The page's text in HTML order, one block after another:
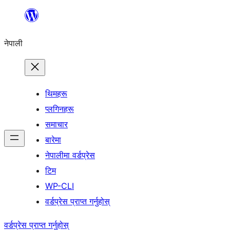
सामग्रीमा
नेपाली
थिमहरू
प्लगिनहरू
समाचार
बारेमा
नेपालीमा वर्डप्रेस
टिम
WP-CLI
वर्डप्रेस प्राप्त गर्नुहोस्
वर्डप्रेस प्राप्त गर्नुहोस्